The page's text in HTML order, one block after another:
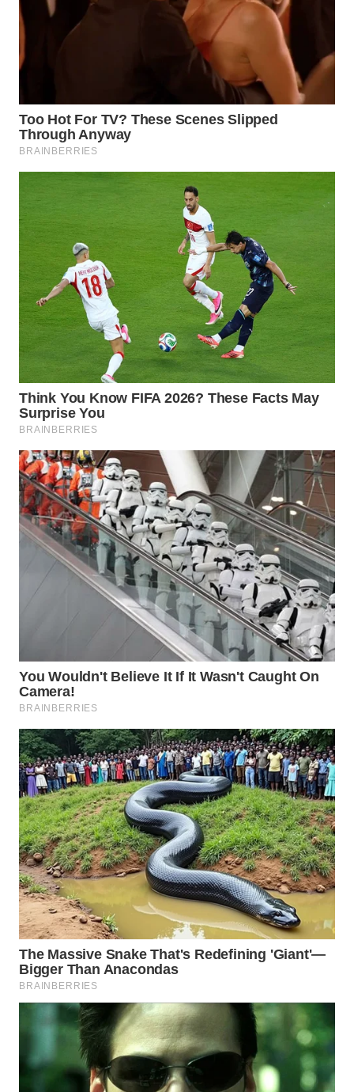
WN
SEMARANG
WN
BOROBUDUR
WN
MADURA
WN
SURABAYA
WN
NATUNA
WN
BINTAN
WN
MANDALIKA
WN
LIKUPANG
WN
BORNEO
Wahana
Media
Group
WAHANA
NEWS
WAHANA
TANI
WAHANA
ADVOKAT
WAHANA
INFRASTRUKTUR
WAHANA
KONSUMEN